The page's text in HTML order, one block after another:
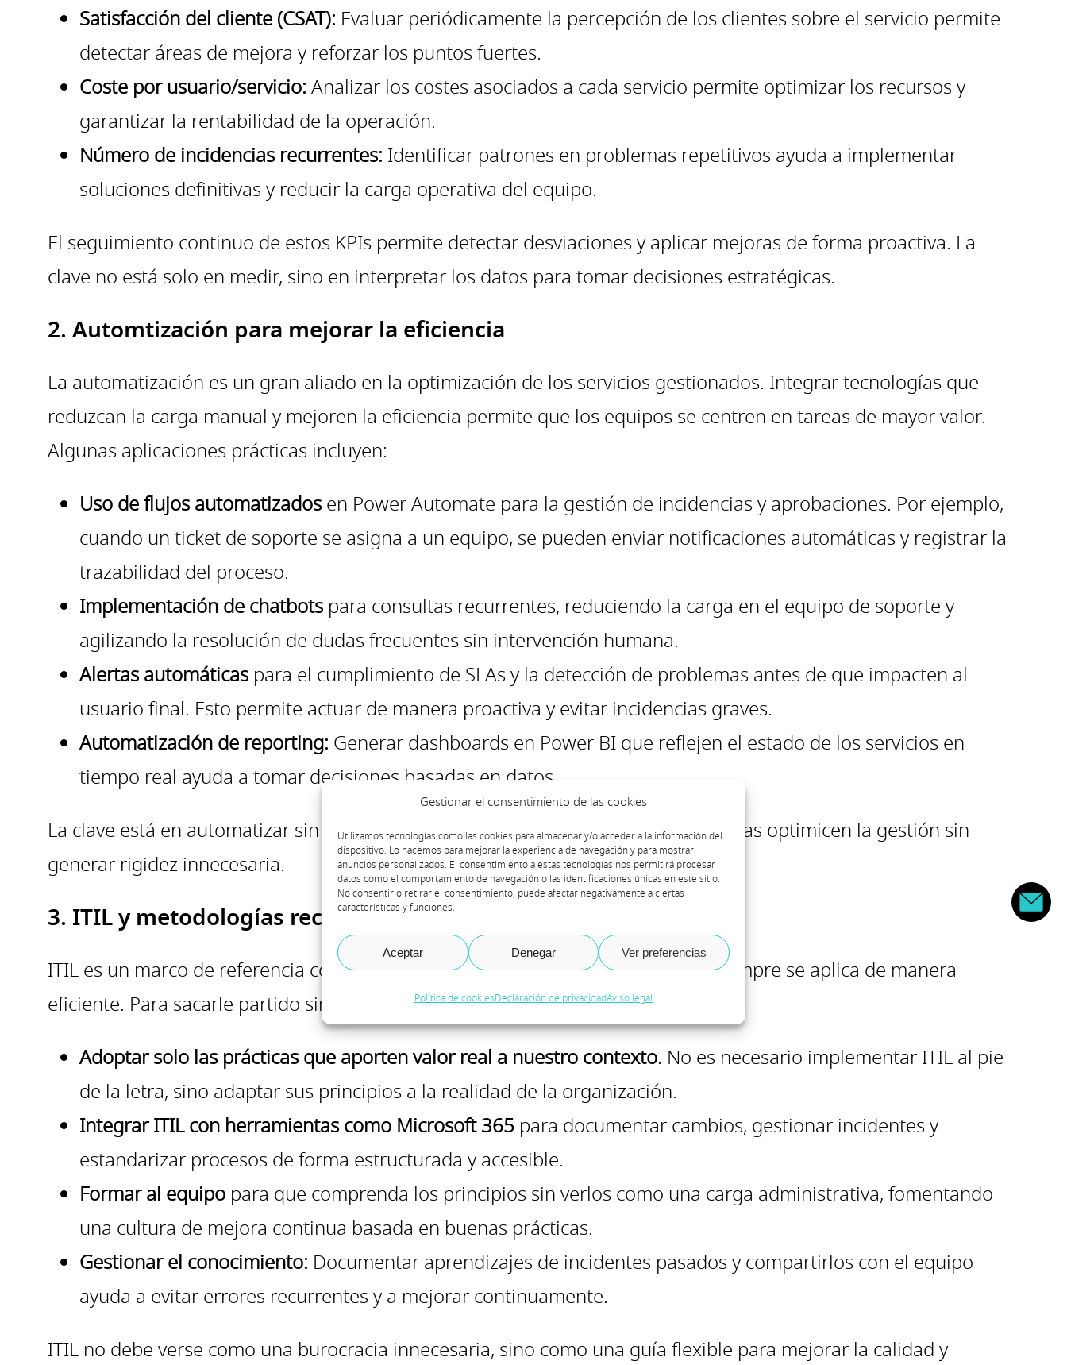
Gestionar el consentimiento de las cookies
Utilizamos tecnologías como las cookies para almacenar y/o acceder a la información del
dispositivo. Lo hacemos para mejorar la experiencia de navegación y para mostrar
anuncios personalizados. El consentimiento a estas tecnologías nos permitirá procesar
datos como el comportamiento de navegación o las identificaciones únicas en este sitio.
No consentir o retirar el consentimiento, puede afectar negativamente a ciertas
características y funciones.
Aceptar Denegar Ver preferencias
Política de cookiesDeclaración de privacidadAviso legal
Satisfacción del cliente (CSAT): Evaluar periódicamente la percepción de los clientes sobre el servicio permite
detectar áreas de mejora y reforzar los puntos fuertes.
Coste por usuario/servicio:Analizar los costes asociados a cada servicio permite optimizar los recursos y
garantizar la rentabilidad de la operación.
Número de incidencias recurrentes: Identificar patrones en problemas repetitivos ayuda a implementar
soluciones definitivas y reducir la carga operativa del equipo.
El seguimiento continuo de estos KPIs permite detectar desviaciones y aplicar mejoras de forma proactiva. La
clave no está solo en medir, sino en interpretar los datos para tomar decisiones estratégicas.
2. Automtización para mejorar la eficiencia
La automatización es un gran aliado en la optimización de los servicios gestionados. Integrar tecnologías que
reduzcan la carga manual y mejoren la eficiencia permite que los equipos se centren en tareas de mayor valor.
Algunas aplicaciones prácticas incluyen:
Uso de flujos automatizadosen Power Automate para la gestión de incidencias y aprobaciones. Por ejemplo,
cuando un ticket de soporte se asigna a un equipo, se pueden enviar notificaciones automáticas y registrar la
trazabilidad del proceso.
Implementación de chatbots para consultas recurrentes, reduciendo la carga en el equipo de soporte y
agilizando la resolución de dudas frecuentes sin intervención humana.
Alertas automáticaspara el cumplimiento de SLAs y la detección de problemas antes de que impacten al
usuario final. Esto permite actuar de manera proactiva y evitar incidencias graves.
Automatización de reporting: Generar dashboards en Power BI que reflejen el estado de los servicios en
tiempo real ayuda a tomar decisiones basadas en datos.
La clave está en automatizar sin perder el control, asegurando que las herramientas optimicen la gestión sin
generar rigidez innecesaria.
3. ITIL y metodologías recomendadas
ITIL es un marco de referencia consolidado en la gestión de servicios, pero no siempre se aplica de manera
eficiente. Para sacarle partido sin caer en burocracia, podemos:
Adoptar solo las prácticas que aporten valor real a nuestro contexto. No es necesario implementar ITIL al pie
de la letra, sino adaptar sus principios a la realidad de la organización.
Integrar ITIL con herramientas como Microsoft 365 para documentar cambios, gestionar incidentes y
estandarizar procesos de forma estructurada y accesible.
Formar al equipopara que comprenda los principios sin verlos como una carga administrativa, fomentando
una cultura de mejora continua basada en buenas prácticas.
Gestionar el conocimiento: Documentar aprendizajes de incidentes pasados y compartirlos con el equipo
ayuda a evitar errores recurrentes y a mejorar continuamente.
ITIL no debe verse como una burocracia innecesaria, sino como una guía flexible para mejorar la calidad y